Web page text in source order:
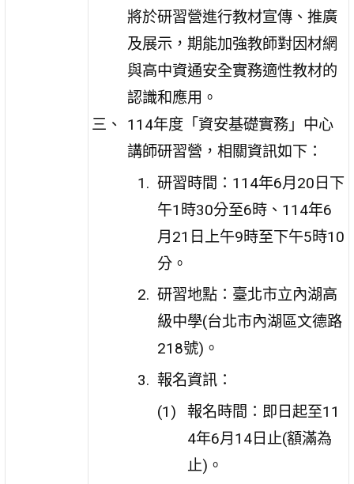
將於研習營進行教材宣傳、推廣
及展示，期能加強教師對因材網
與高中資通安全實務適性教材的
認識和應用。
114年度「資安基礎實務」中心
講師研習營，相關資訊如下：
研習時間：114年6月20日下
午1時30分至6時、114年6
月21日上午9時至下午5時10
分。
研習地點：臺北市立內湖高
級中學(台北市內湖區文德路
218號)。
報名資訊：
報名時間：即日起至11
4年6月14日止(額滿為
止)。